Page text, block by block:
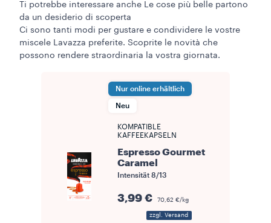
Ti potrebbe interessare anche Le cose più belle partono
da un desiderio di scoperta
Ci sono tanti modi per gustare e condividere le vostre
miscele Lavazza preferite. Scoprite le novità che
possono rendere straordinaria la vostra giornata.
Nur online erhältlich
Neu
KOMPATIBLE
KAFFEEKAPSELN
Espresso Gourmet
Caramel
Intensität 8/13
3,99 € 70,62 €/kg
zzgl. Versand